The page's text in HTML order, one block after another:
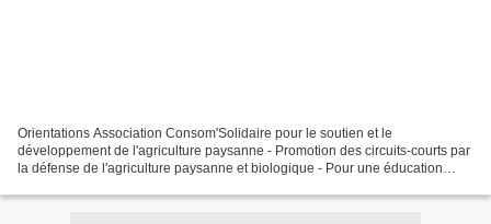
Orientations Association Consom'Solidaire pour le soutien et le
développement de l'agriculture paysanne - Promotion des circuits-courts par
la défense de l'agriculture paysanne et biologique - Pour une éducation